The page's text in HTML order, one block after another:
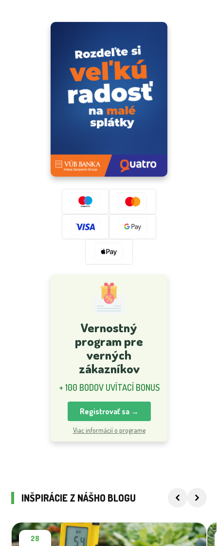
Vernostný
program pre
verných
zákazníkov
+ 100 BODOV UVÍTACÍ BONUS
Registrovať sa →
Viac informácií o programe
INŠPIRÁCIE Z NÁŠHO BLOGU
28